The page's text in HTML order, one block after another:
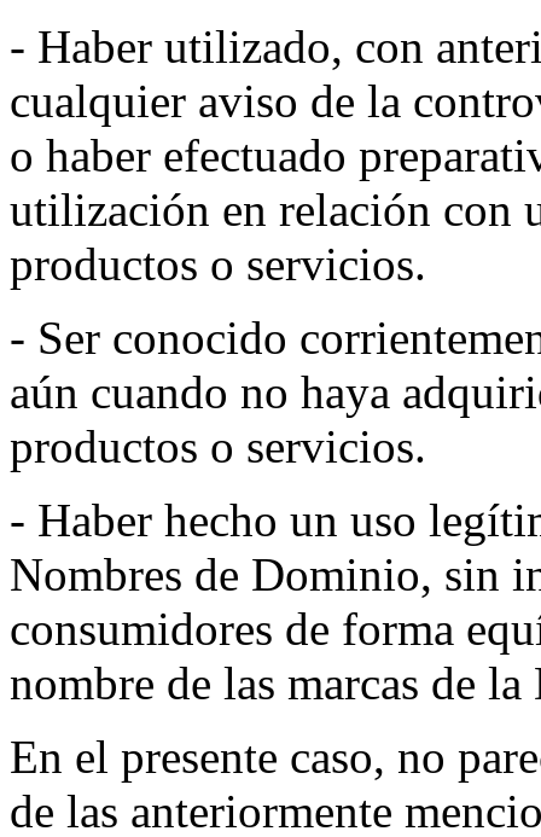
- Haber utilizado, con
cualquier aviso de la
o haber efectuado
utilización en relación con
productos o servicios.
- Ser conocido
aún cuando no haya
productos o servicios.
- Haber hecho un uso
Nombres de Dominio, sin
consumidores de forma
nombre de las marcas de la
En el presente caso, no
de las anteriormente